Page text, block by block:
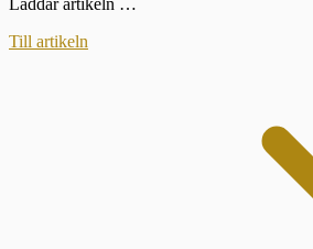
Laddar artikeln …
Till artikeln